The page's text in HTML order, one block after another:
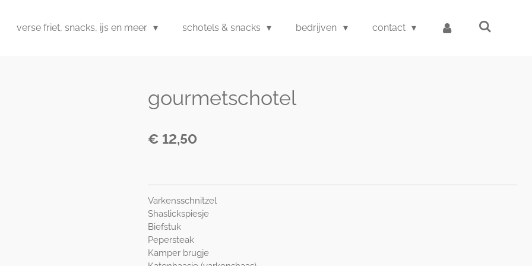
verse friet, snacks, ijs en meer schotels & snacks bedrijven contact
gourmetschotel
€ 12,50
Varkensschnitzel
Shaslickspiesje
Biefstuk
Pepersteak
Kamper brugje